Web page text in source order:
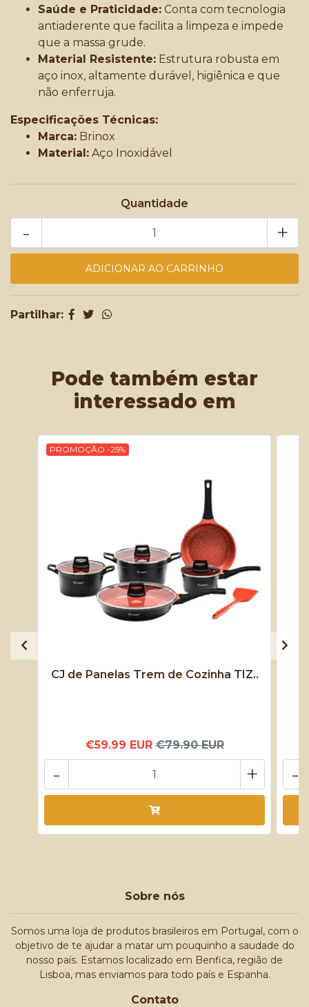
Saúde e Praticidade: Conta com tecnologia
antiaderente que facilita a limpeza e impede
que a massa grude.
Material Resistente: Estrutura robusta em
aço inox, altamente durável, higiênica e que
não enferruja.
Especificações Técnicas:
Marca: Brinox
Material: Aço Inoxidável
Quantidade
+
-
Partilhar:
Pode também estar
interessado em
PROMOÇÃO -25%
CJ de Panelas Trem de Cozinha TIZ..
€59.99 EUR €79.90 EUR
+
- -
Sobre nós
Somos uma loja de produtos brasileiros em Portugal, com o
objetivo de te ajudar a matar um pouquinho a saudade do
nosso país. Estamos localizado em Benfica, região de
Lisboa, mas enviamos para todo país e Espanha.
Contato